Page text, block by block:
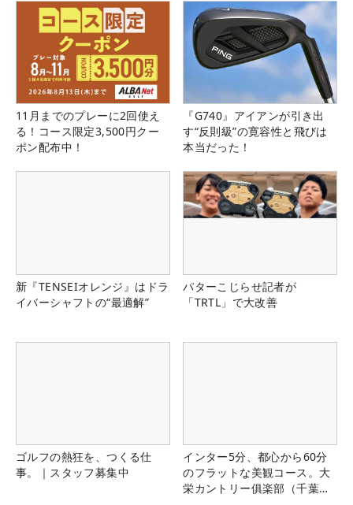
11月までのプレーに2回使え
る！コース限定3,500円クー
ポン配布中！
『G740』アイアンが引き出
す“反則級”の寛容性と飛びは
本当だった！
新『TENSEIオレンジ』はドラ
イバーシャフトの“最適解”
パターこじらせ記者が
「TRTL」で大改善
ゴルフの熱狂を、つくる仕
事。｜スタッフ募集中
インター5分、都心から60分
のフラットな美観コース。大
栄カントリー俱楽部（千葉